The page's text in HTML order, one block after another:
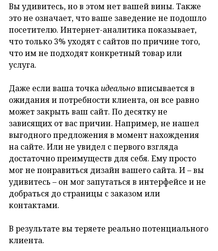
Вы удивитесь, но в этом нет вашей вины. Также
это не означает, что ваше заведение не подошло
посетителю. Интернет-аналитика показывает,
что только 3% уходят с сайтов по причине того,
что им не подходят конкретный товар или
услуга.
Даже если ваша точка идеальновписывается в
ожидания и потребности клиента, он все равно
может закрыть ваш сайт. По десятку не
зависящих от вас причин. Например, не нашел
выгодного предложения в момент нахождения
на сайте. Или не увидел с первого взгляда
достаточно преимуществ для себя. Ему просто
мог не понравиться дизайн вашего сайта. И – вы
удивитесь – он мог запутаться в интерфейсе и не
добраться до страницы с заказом или
контактами.
В результате вы теряете реально потенциального
клиента.